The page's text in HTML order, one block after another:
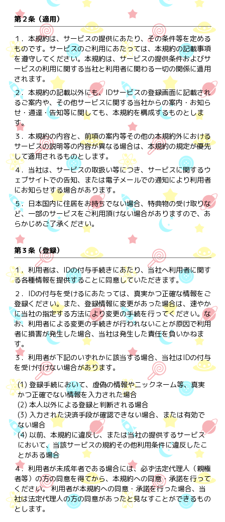
第２条（適用）
１． 本規約は、サービスの提供にあたり、その条件等を定める
ものです。サービスのご利用にあたっては、本規約の記載事項
を遵守してください。本規約は、サービスの提供条件およびサ
ービスの利用に関する当社と利用者に関わる一切の関係に適用
されます。
２． 本規約の記載以外にも、IDサービスの登録画面に記載され
るご案内や、その他サービスに関する当社からの案内・お知ら
せ・通達・告知等に関しても、本規約を構成するものとしま
す。
３． 本規約の内容と、前項の案内等その他の本規約外における
サービスの説明等の内容が異なる場合は、本規約の規定が優先
して適用されるものとします。
４． 当社は、サービスの取扱い等につき、サービスに関するウ
ェブサイトでの告知、または電子メールでの通知により利用者
にお知らせする場合があります。
５． 日本国内に住居をお持ちでない場合、特典物の受け取りな
ど、一部のサービスをご利用頂けない場合がありますので、あ
らかじめご了承ください。
第３条（登録）
１． 利用者は、IDの付与手続きにあたり、当社へ利用者に関す
る各種情報を提供することに同意していただきます。
２． IDの付与を受けるにあたっては、真実かつ正確な情報をご
登録ください。また、登録情報に変更があった場合は、速やか
に当社の指定する方法により変更の手続を行ってください。な
お、利用者による変更の手続きが行われないことが原因で利用
者に損害が発生した場合、当社は発生した責任を負いかねま
す。
３． 利用者が下記のいずれかに該当する場合、当社はIDの付与
を受け付けない場合があります。
(1) 登録手続において、虚偽の情報やニックネーム等、真実
かつ正確でない情報を入力された場合
(2) 本人以外による登録と判断される場合
(3) 入力された決済手段が確認できない場合、または有効で
ない場合
(4) 以前、本規約に違反し、または当社の提供するサービス
において、当該サービスの規約その他利用条件に違反したこ
とがある場合
４． 利用者が未成年者である場合には、必ず法定代理人（親権
者等）の方の同意を得てから、本規約への同意・承諾を行って
ください。 利用者が本規約への同意・承諾を行った場合、当
社は法定代理人の方の同意があったと見なすことができるもの
とします。